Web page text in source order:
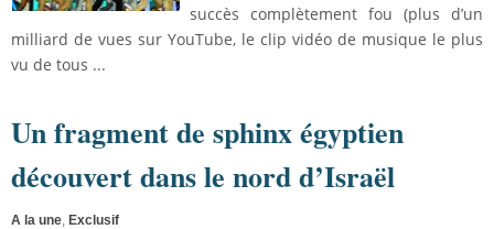
succès complètement fou (plus d’un
milliard de vues sur YouTube, le clip vidéo de musique le plus
vu de tous ...
Un fragment de sphinx égyptien
découvert dans le nord d’Israël
A la une, Exclusif